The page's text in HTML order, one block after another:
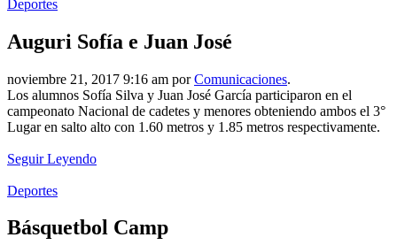
Deportes
Auguri Sofía e Juan José
noviembre 21, 2017 9:16 am porComunicaciones.
Los alumnos Sofía Silva y Juan José García participaron en el
campeonato Nacional de cadetes y menores obteniendo ambos el 3°
Lugar en salto alto con 1.60 metros y 1.85 metros respectivamente.
Seguir Leyendo
Deportes
Básquetbol Camp